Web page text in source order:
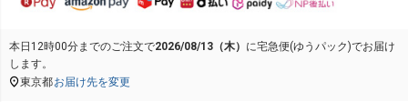
本日 12時00分までのご注文で2026/08/13（木） に宅急便(ゆうパック)でお届け
します。
東京都お届け先を変更